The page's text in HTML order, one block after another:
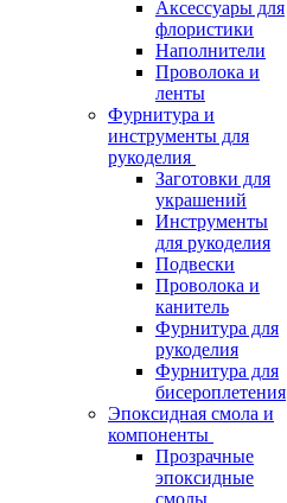
Аксессуары для
флористики
Наполнители
Проволока и
ленты
Фурнитура и
инструменты для
рукоделия
Заготовки для
украшений
Инструменты
для рукоделия
Подвески
Проволока и
канитель
Фурнитура для
рукоделия
Фурнитура для
бисероплетения
Эпоксидная смола и
компоненты
Прозрачные
эпоксидные
смолы